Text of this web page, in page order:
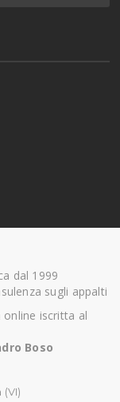
dal 1999
sugli appalti
iscritta al
Boso